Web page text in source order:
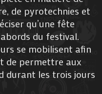
de pyrotechnies et
qu’une fête
du festival.
se mobilisent afin
de permettre aux
durant les trois jours